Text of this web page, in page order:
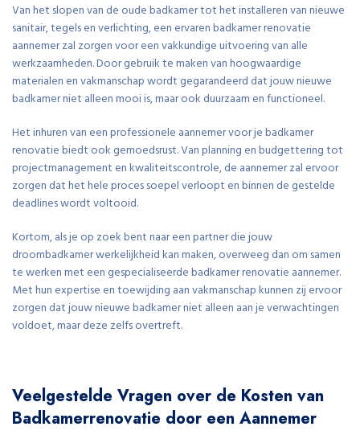
Van het slopen van de oude badkamer tot het installeren van nieuwe
sanitair, tegels en verlichting, een ervaren badkamer renovatie
aannemer zal zorgen voor een vakkundige uitvoering van alle
werkzaamheden. Door gebruik te maken van hoogwaardige
materialen en vakmanschap wordt gegarandeerd dat jouw nieuwe
badkamer niet alleen mooi is, maar ook duurzaam en functioneel.
Het inhuren van een professionele aannemer voor je badkamer
renovatie biedt ook gemoedsrust. Van planning en budgettering tot
projectmanagement en kwaliteitscontrole, de aannemer zal ervoor
zorgen dat het hele proces soepel verloopt en binnen de gestelde
deadlines wordt voltooid.
Kortom, als je op zoek bent naar een partner die jouw
droombadkamer werkelijkheid kan maken, overweeg dan om samen
te werken met een gespecialiseerde badkamer renovatie aannemer.
Met hun expertise en toewijding aan vakmanschap kunnen zij ervoor
zorgen dat jouw nieuwe badkamer niet alleen aan je verwachtingen
voldoet, maar deze zelfs overtreft.
Veelgestelde Vragen over de Kosten van
Badkamerrenovatie door een Aannemer